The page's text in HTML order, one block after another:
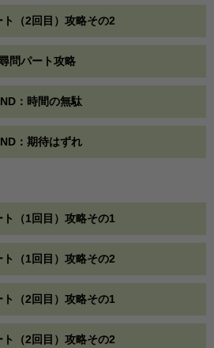
ト（2回目）攻略その2
問パート攻略
：時間の無駄
：期待はずれ
ト（1回目）攻略その1
ト（1回目）攻略その2
ト（2回目）攻略その1
ト（2回目）攻略その2